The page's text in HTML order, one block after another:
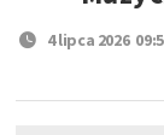
4 lipca 2026